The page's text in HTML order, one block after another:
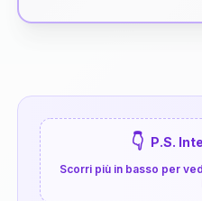
👇 P.S.
Scorri più in basso per